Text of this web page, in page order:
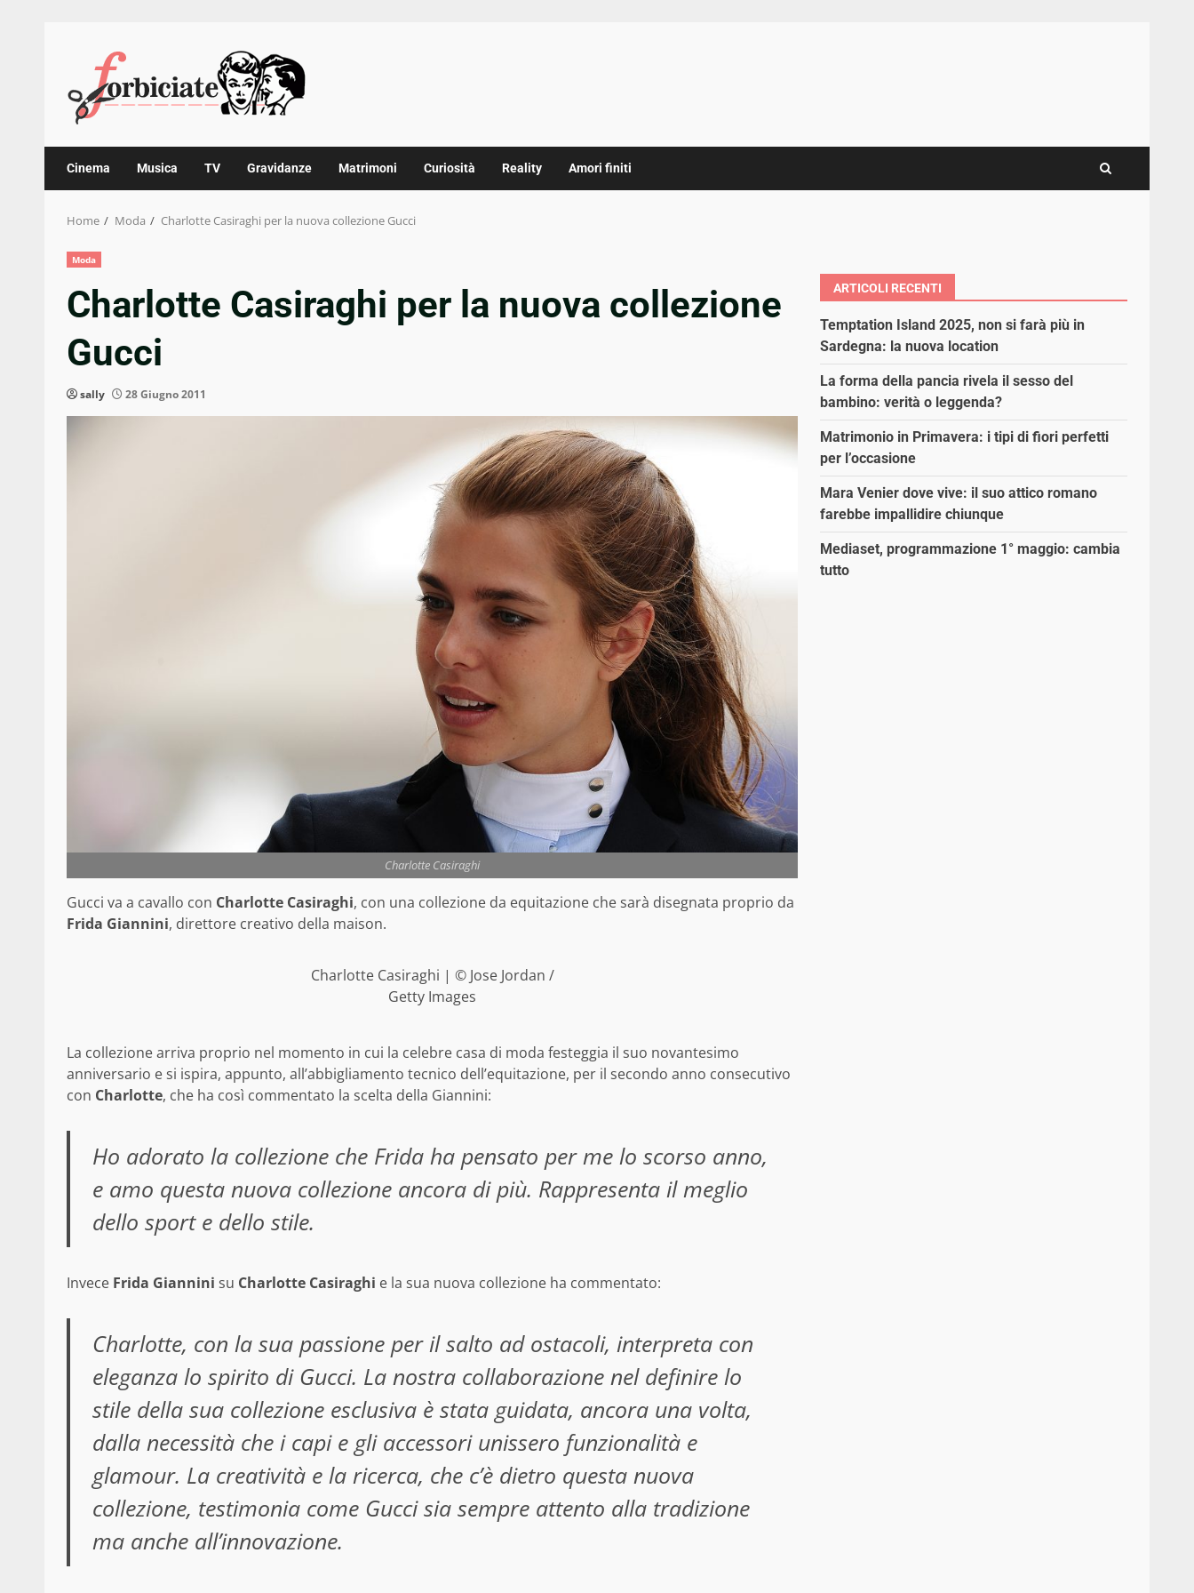
content
Cinema Musica TV Gravidanze Matrimoni Curiosità Reality Amori finiti
Home Moda Charlotte Casiraghi per la nuova collezione Gucci
Moda
Charlotte Casiraghi per la nuova collezione
Gucci
sally 28 Giugno 2011
Charlotte Casiraghi
Gucci va a cavallo con Charlotte Casiraghi, con una collezione da equitazione che sarà disegnata proprio da
Frida Giannini, direttore creativo della maison.
Charlotte Casiraghi | © Jose Jordan /
Getty Images
La collezione arriva proprio nel momento in cui la celebre casa di moda festeggia il suo novantesimo
anniversario e si ispira, appunto, all’abbigliamento tecnico dell’equitazione, per il secondo anno consecutivo
con Charlotte, che ha così commentato la scelta della Giannini:
Ho adorato la collezione che Frida ha pensato per me lo scorso anno,
e amo questa nuova collezione ancora di più. Rappresenta il meglio
dello sport e dello stile.
Invece Frida Giannini su Charlotte Casiraghi e la sua nuova collezione ha commentato:
Charlotte, con la sua passione per il salto ad ostacoli, interpreta con
eleganza lo spirito di Gucci. La nostra collaborazione nel definire lo
stile della sua collezione esclusiva è stata guidata, ancora una volta,
dalla necessità che i capi e gli accessori unissero funzionalità e
glamour. La creatività e la ricerca, che c’è dietro questa nuova
collezione, testimonia come Gucci sia sempre attento alla tradizione
ma anche all’innovazione.
ARTICOLI RECENTI
Temptation Island 2025, non si farà più in
Sardegna: la nuova location
La forma della pancia rivela il sesso del
bambino: verità o leggenda?
Matrimonio in Primavera: i tipi di fiori perfetti
per l’occasione
Mara Venier dove vive: il suo attico romano
farebbe impallidire chiunque
Mediaset, programmazione 1° maggio: cambia
tutto